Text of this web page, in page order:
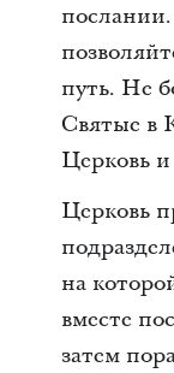
путь. Не
Святые в
Церковь и
Церковь
на
вместе
затем